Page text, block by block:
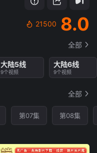
21500 8.0
全部
大陆5线
9个视频
大陆6线
9个视频
全部
第07集 第08集